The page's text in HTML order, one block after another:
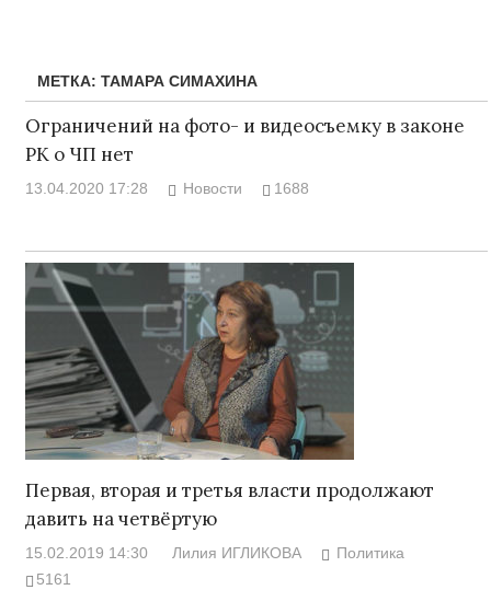
МЕТКА: ТАМАРА СИМАХИНА
Ограничений на фото- и видеосъемку в законе
РК о ЧП нет
13.04.2020 17:28 Новости 1688
Первая, вторая и третья власти продолжают
давить на четвёртую
15.02.2019 14:30 Лилия ИГЛИКОВА
Политика
5161